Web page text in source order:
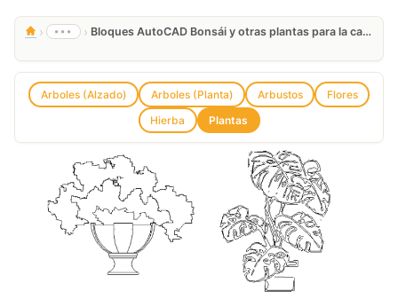
› ••• › Bloques AutoCAD Bonsái y otras plantas para la casa en DWG 2D gratis
Arboles (Alzado) Arboles (Planta) Arbustos
Flores
Hierba
Plantas